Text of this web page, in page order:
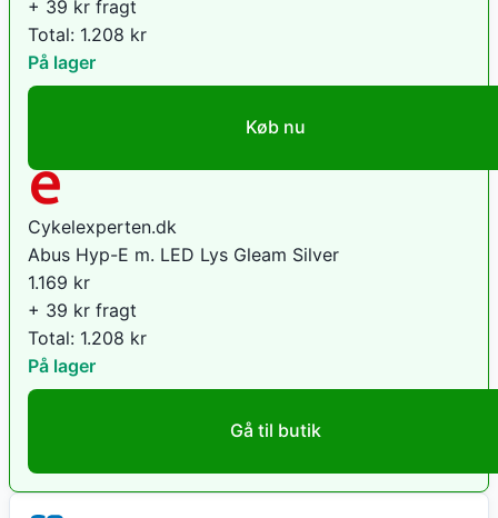
+ 39 kr fragt
Total: 1.208 kr
På lager
Køb nu
Cykelexperten.dk
Abus Hyp-E m. LED Lys Gleam Silver
1.169 kr
+ 39 kr fragt
Total: 1.208 kr
På lager
Gå til butik